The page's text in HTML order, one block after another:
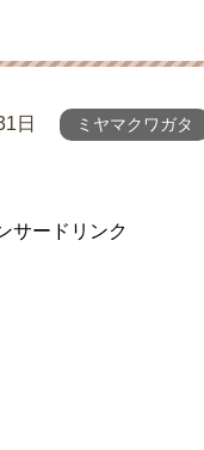
日 ミヤマクワガタ
サードリンク